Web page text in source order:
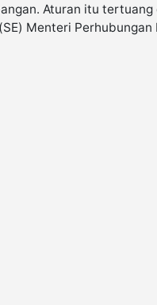
Aturan itu tertuang
Menteri Perhubungan